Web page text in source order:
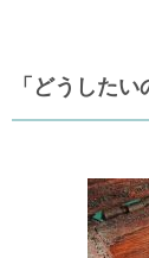
「どうした